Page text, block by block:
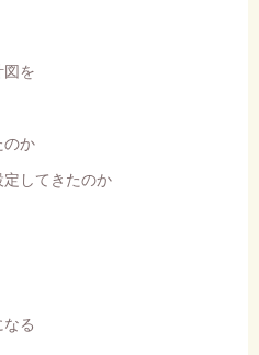
図を
のか
定してきたのか
る